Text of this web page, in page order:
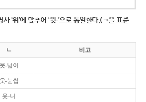
사 ‘위’에 맞추어 ‘윗-’으로 통일한다.(ㄱ을 표준
ㄴ 비고
웃-넓이
웃-눈썹
웃-니